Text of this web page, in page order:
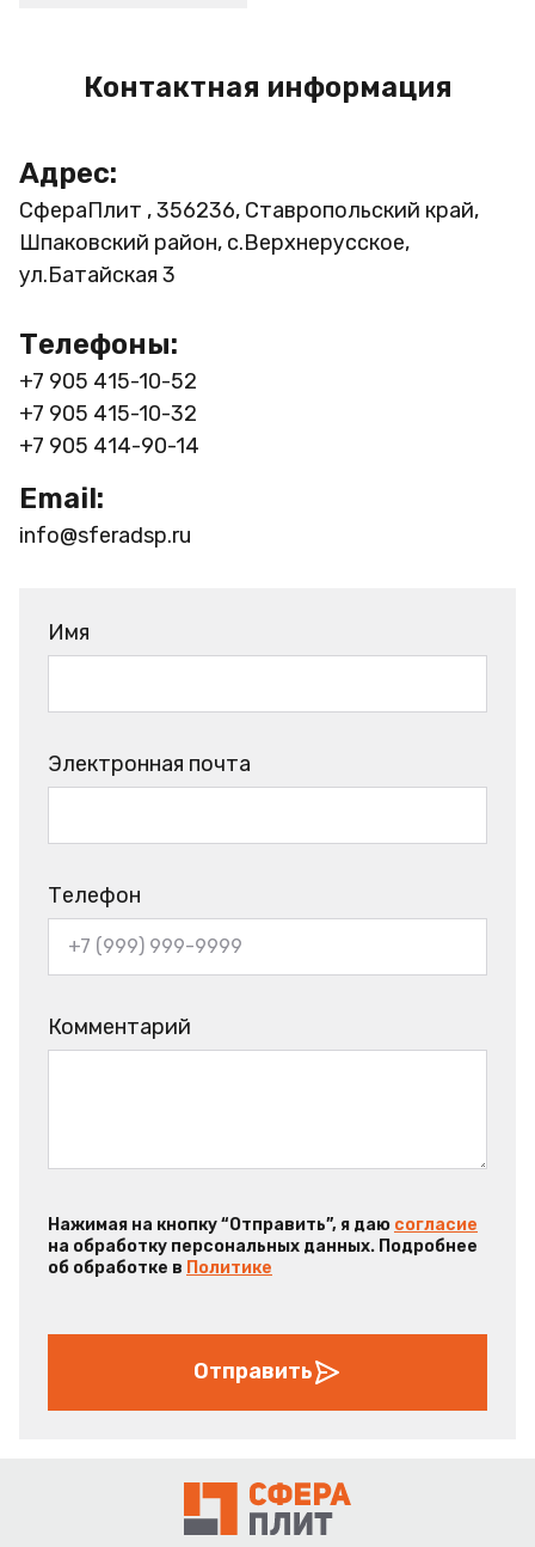
Контактная информация
Адрес:
СфераПлит , 356236, Ставропольский край,
Шпаковский район, с.Верхнерусское,
ул.Батайская 3
Телефоны:
+7 905 415-10-52
+7 905 415-10-32
+7 905 414-90-14
Email:
info@sferadsp.ru
Имя
Электронная почта
Телефон
Комментарий
Нажимая на кнопку “Отправить”, я даю согласие
на обработку персональных данных. Подробнее
об обработке в Политике
Отправить